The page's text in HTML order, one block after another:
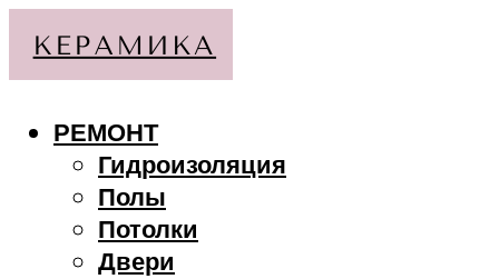
РЕМОНТ
Гидроизоляция
Полы
Потолки
Двери